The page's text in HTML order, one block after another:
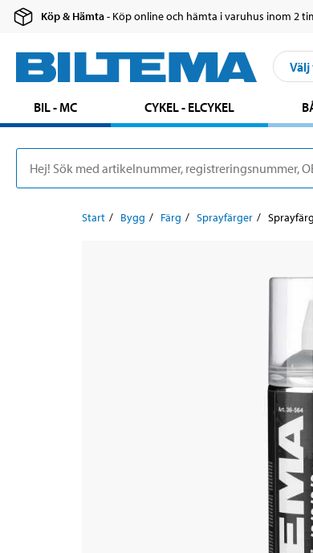
Köp & Hämta- Köp online och hämta i varuhus inom 2
Välj
BIL - MC CYKEL - ELCYKEL
Start Bygg Färg Sprayfärger